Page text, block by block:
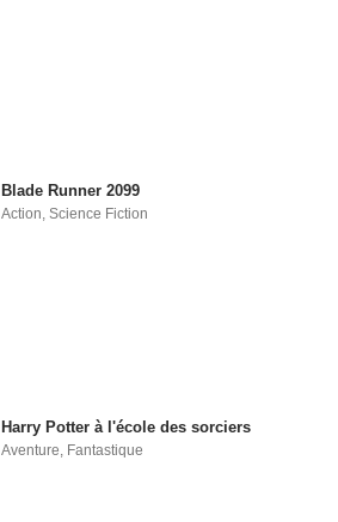
Blade Runner 2099
Action,Science Fiction
Harry Potter à l'école des sorciers
Aventure, Fantastique